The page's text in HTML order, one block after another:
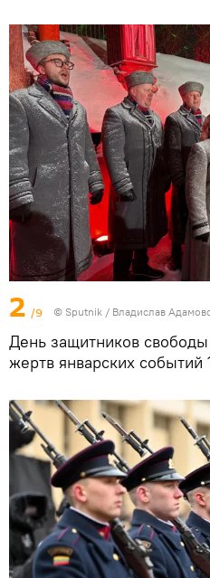
2 /9 © Sputnik / Владислав
День защитников
жертв январских событий